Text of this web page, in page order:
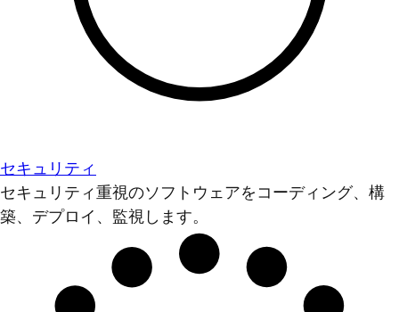
セキュリティ
セキュリティ重視のソフトウェアをコーディング、構
築、デプロイ、監視します。